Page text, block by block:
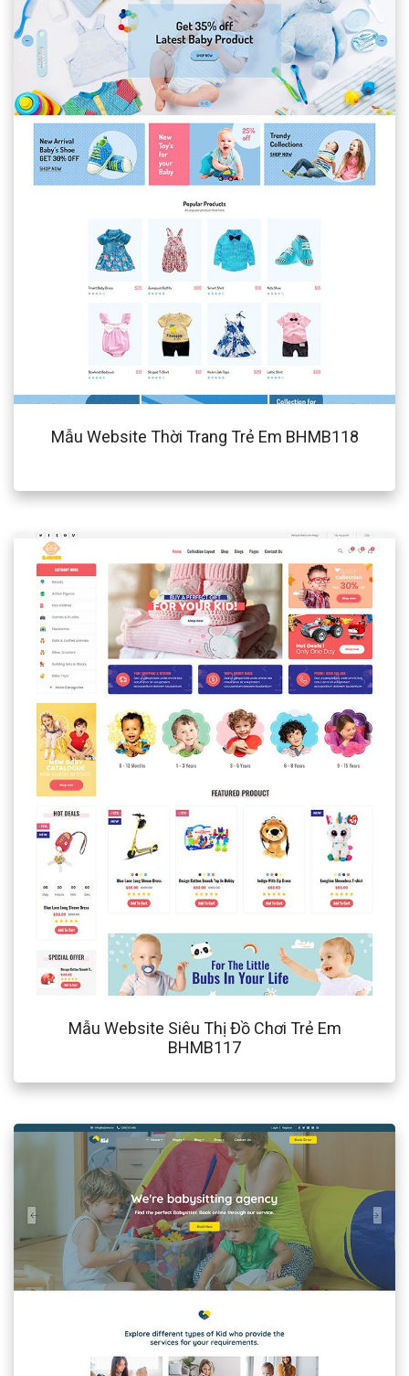
Mẫu Website Thời Trang Trẻ Em BHMB118
Mẫu Website Siêu Thị Đồ Chơi Trẻ Em
BHMB117